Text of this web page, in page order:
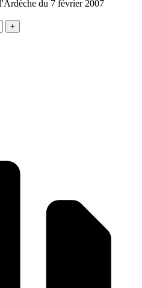
du 7 février 2007
+